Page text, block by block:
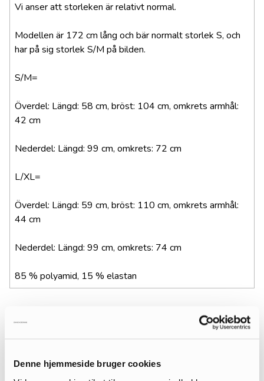
Denne hjemmeside bruger cookies
Vi anser att storleken är relativt normal.
Modellen är 172 cm lång och bär normalt storlek S, och
har på sig storlek S/M på bilden.
S/M=
Överdel: Längd: 58 cm, bröst: 104 cm, omkrets armhål:
42 cm
Nederdel: Längd: 99 cm, omkrets: 72 cm
L/XL=
Överdel: Längd: 59 cm, bröst: 110 cm, omkrets armhål:
44 cm
Nederdel: Längd: 99 cm, omkrets: 74 cm
85 % polyamid, 15 % elastan
MÅSKE DU KAN LIDE...